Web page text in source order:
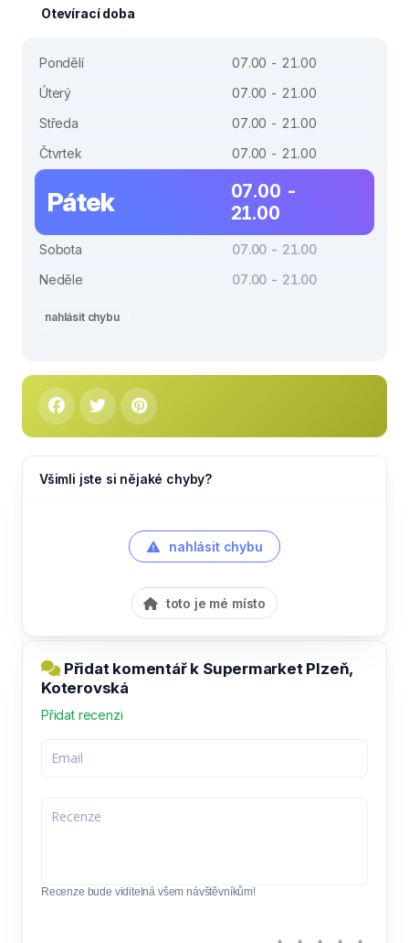
Otevírací doba
Pondělí
07.00 - 21.00
Úterý
07.00 - 21.00
Středa
07.00 - 21.00
Čtvrtek
07.00 - 21.00
Pátek
07.00 -
21.00
Sobota
07.00 - 21.00
Neděle
07.00 - 21.00
nahlásit chybu
Všimli jste si nějaké chyby?
nahlásit chybu
toto je mé místo
Přidat komentář k Supermarket Plzeň,
Koterovská
Přidat recenzi
Recenze bude viditelná všem návštěvníkům!